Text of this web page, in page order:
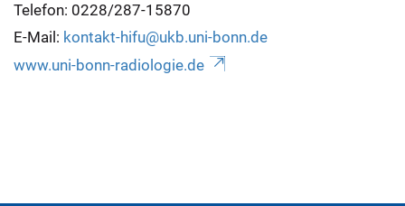
Telefon: 0228/287-15870
E-Mail: kontakt-hifu@ukb.uni-bonn.de
www.uni-bonn-radiologie.de